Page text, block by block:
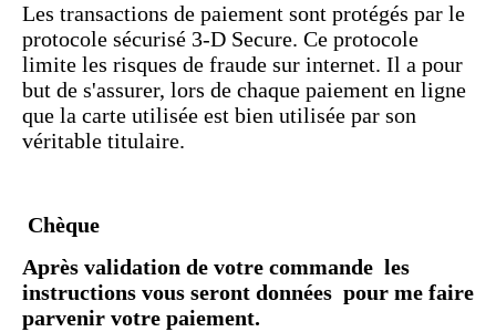
Les transactions de paiement sont protégés par le
protocole sécurisé 3-D Secure. Ce protocole
limite les risques de fraude sur internet. Il a pour
but de s'assurer, lors de chaque paiement en ligne
que la carte utilisée est bien utilisée par son
véritable titulaire.
Chèque
Après validation de votre commande les
instructions vous seront données pour me faire
parvenir votre paiement.